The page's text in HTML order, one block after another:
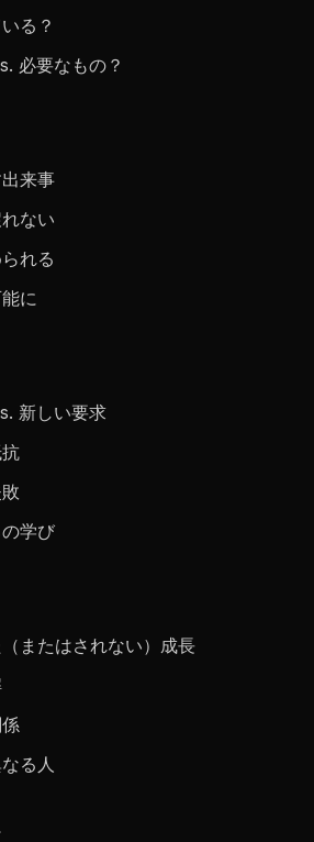
る？
必要なもの？
来事
ない
れる
に
新しい要求
学び
またはされない）成長
る人